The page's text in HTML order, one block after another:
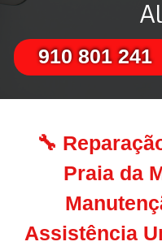
910 801 241
🔧
Praia da
Assistência